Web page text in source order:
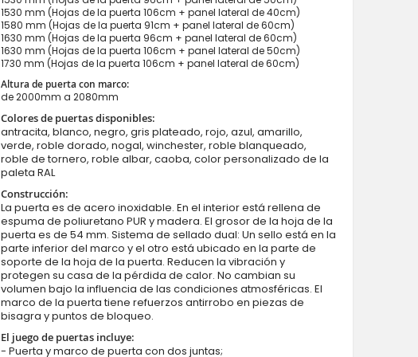
1530 mm (Hojas de la puerta 106cm + panel lateral de 40cm)
1580 mm (Hojas de la puerta 91cm + panel lateral de 60cm)
1630 mm (Hojas de la puerta 96cm + panel lateral de 60cm)
1630 mm (Hojas de la puerta 106cm + panel lateral de 50cm)
1730 mm (Hojas de la puerta 106cm + panel lateral de 60cm)
Altura de puerta con marco:
de 2000mm a 2080mm
Colores de puertas disponibles:
antracita, blanco, negro, gris plateado, rojo, azul, amarillo,
verde, roble dorado, nogal, winchester, roble blanqueado,
roble de tornero, roble albar, caoba, color personalizado de la
paleta RAL
Construcción:
La puerta es de acero inoxidable. En el interior está rellena de
espuma de poliuretano PUR y madera. El grosor de la hoja de la
puerta es de 54 mm. Sistema de sellado dual: Un sello está en la
parte inferior del marco y el otro está ubicado en la parte de
soporte de la hoja de la puerta. Reducen la vibración y
protegen su casa de la pérdida de calor. No cambian su
volumen bajo la influencia de las condiciones atmosféricas. El
marco de la puerta tiene refuerzos antirrobo en piezas de
bisagra y puntos de bloqueo.
El juego de puertas incluye:
- Puerta y marco de puerta con dos juntas;